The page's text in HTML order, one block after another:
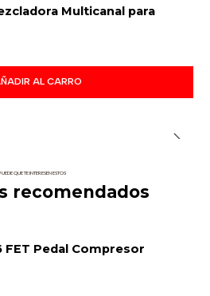
Multicanal para
AL CARRO
QUE TE INTERESEN ESTOS
recomendados
FET Pedal Compresor